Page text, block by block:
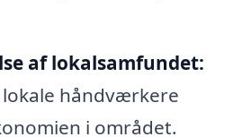
af lokalsamfundet:
håndværkere
i området.